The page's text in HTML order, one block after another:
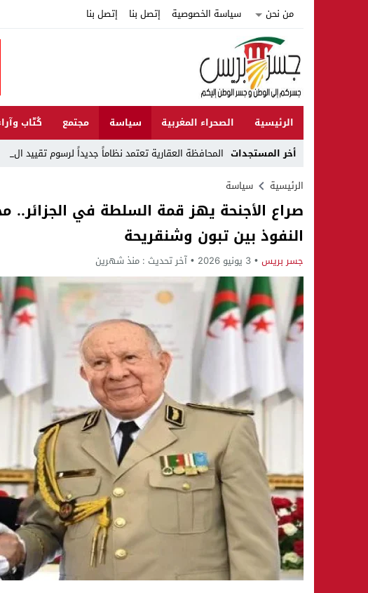
من نحن سياسة الخصوصية إتصل بنا إتصل بنا
الرئيسية الصحراء المغربية سياسة مجتمع كُتّاب
أخر المستجدات المحافظة العقارية تعتمد نظاماً جديداً لرسوم تقييد
Previous
Next
الرئيسية سياسة
صراع الأجنحة يهز قمة السلطة في
النفوذ بين تبون وشنقريحة
جسر بريس 3 يونيو 2026 آخر تحديث : منذ شهرين